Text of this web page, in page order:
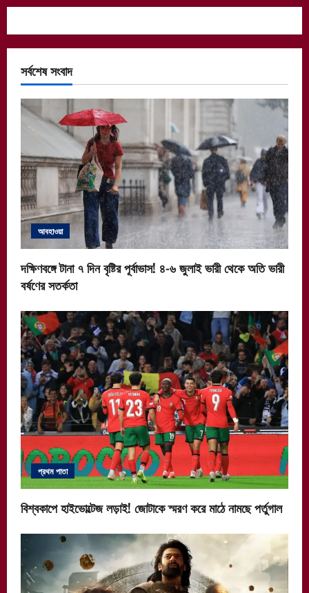
সর্বশেষ সংবাদ
আবহাওয়া
দক্ষিণবঙ্গে টানা ৭ দিন বৃষ্টির পূর্বাভাস! ৪-৬ জুলাই ভারী থেকে অতি ভারী
বর্ষণের সতর্কতা
প্রথম পাতা
বিশ্বকাপে হাইভোল্টেজ লড়াই! জোটাকে স্মরণ করে মাঠে নামছে পর্তুগাল